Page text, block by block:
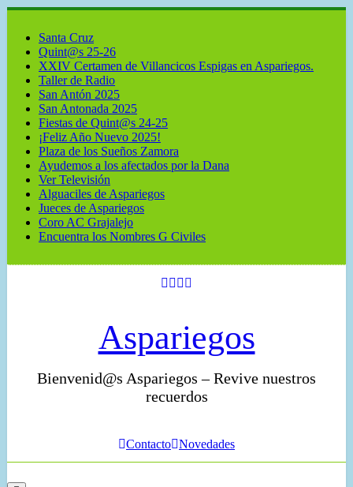
Santa Cruz
Quint@s 25-26
XXIV Certamen de Villancicos Espigas en Aspariegos.
Taller de Radio
San Antón 2025
San Antonada 2025
Fiestas de Quint@s 24-25
¡Feliz Año Nuevo 2025!
Plaza de los Sueños Zamora
Ayudemos a los afectados por la Dana
Ver Televisión
Alguaciles de Aspariegos
Jueces de Aspariegos
Coro AC Grajalejo
Encuentra los Nombres G Civiles
Aspariegos
Bienvenid@s Aspariegos – Revive nuestros
recuerdos
Contacto Novedades